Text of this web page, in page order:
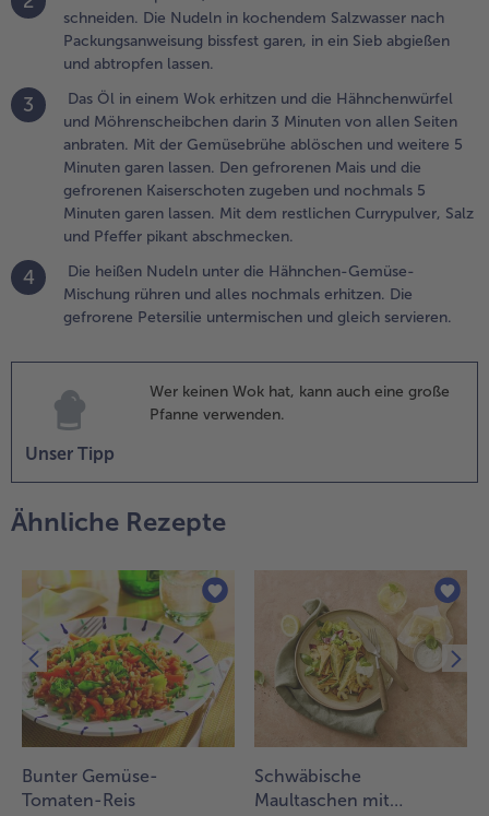
3 Minuten
Mit der
und
5 Minuten
lassen. Den
Mais
die gefrorenen
und
Salz
Pfeffer pikant
heißen
und
Die
schneiden. Die Nudeln in kochendem Salzwasser nach
Packungsanweisung bissfest garen, in ein Sieb abgießen
und abtropfen lassen.
3
Das Öl in einem Wok erhitzen und die Hähnchenwürfel
und Möhrenscheibchen darin 3 Minuten von allen Seiten
anbraten. Mit der Gemüsebrühe ablöschen und weitere 5
Minuten garen lassen. Den gefrorenen Mais und die
gefrorenen Kaiserschoten zugeben und nochmals 5
Minuten garen lassen. Mit dem restlichen Currypulver, Salz
und Pfeffer pikant abschmecken.
4
Die heißen Nudeln unter die Hähnchen-Gemüse-
Mischung rühren und alles nochmals erhitzen. Die
gefrorene Petersilie untermischen und gleich servieren.
Unser Tipp
Wer keinen Wok hat, kann auch eine große
Pfanne verwenden.
Ähnliche Rezepte
Bunter Gemüse-
Tomaten-Reis
Schwäbische
Maultaschen mit